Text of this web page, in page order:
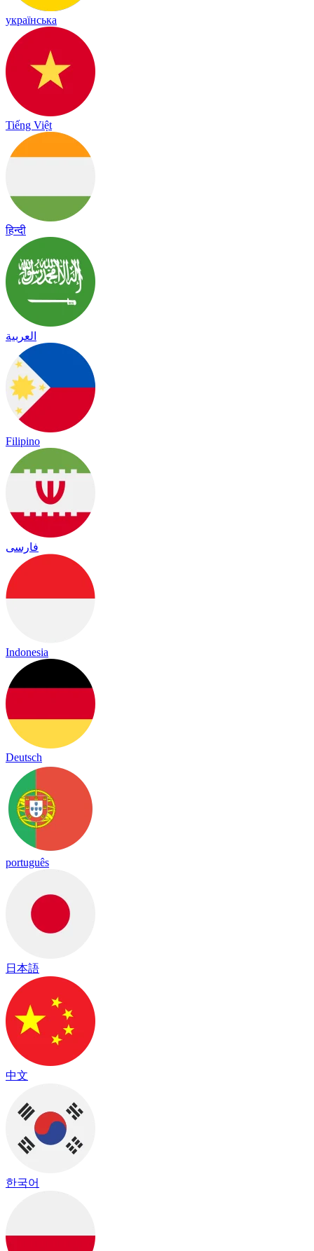
українська
Tiếng Việt
हिन्दी
العربية
Filipino
فارسی
Indonesia
Deutsch
português
日本語
中文
한국어